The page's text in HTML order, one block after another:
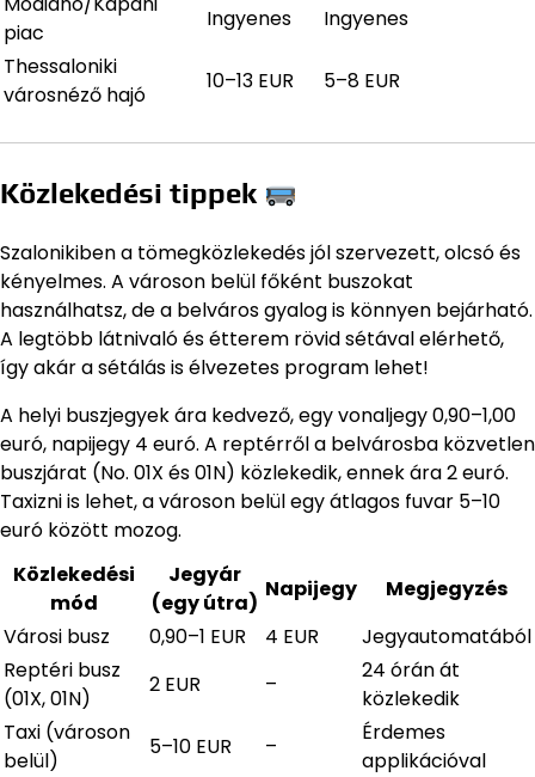
piac
Ingyenes
Ingyenes
Thessaloniki
városnéző hajó
10–13 EUR 5–8 EUR
Közlekedési tippek
Szalonikiben a tömegközlekedés jól szervezett, olcsó és
kényelmes. A városon belül főként buszokat
használhatsz, de a belváros gyalog is könnyen bejárható.
A legtöbb látnivaló és étterem rövid sétával elérhető,
így akár a sétálás is élvezetes program lehet!
A helyi buszjegyek ára kedvező, egy vonaljegy 0,90–1,00
euró, napijegy 4 euró. A reptérről a belvárosba közvetlen
buszjárat (No. 01X és 01N) közlekedik, ennek ára 2 euró.
Taxizni is lehet, a városon belül egy átlagos fuvar 5–10
euró között mozog.
Közlekedési
mód
Jegyár
(egy útra)
Napijegy
Megjegyzés
Városi busz
0,90–1 EUR 4 EUR
Jegyautomatából
Reptéri busz
(01X, 01N)
2 EUR –
24 órán át
közlekedik
Taxi (városon
belül)
5–10 EUR –
Érdemes
applikációval